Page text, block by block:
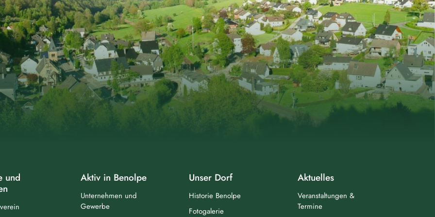
und
Aktiv in Benolpe
Unternehmen und
Gewerbe
Unser Dorf
Historie Benolpe
Fotogalerie
Aktuelles
Veranstaltungen &
Termine